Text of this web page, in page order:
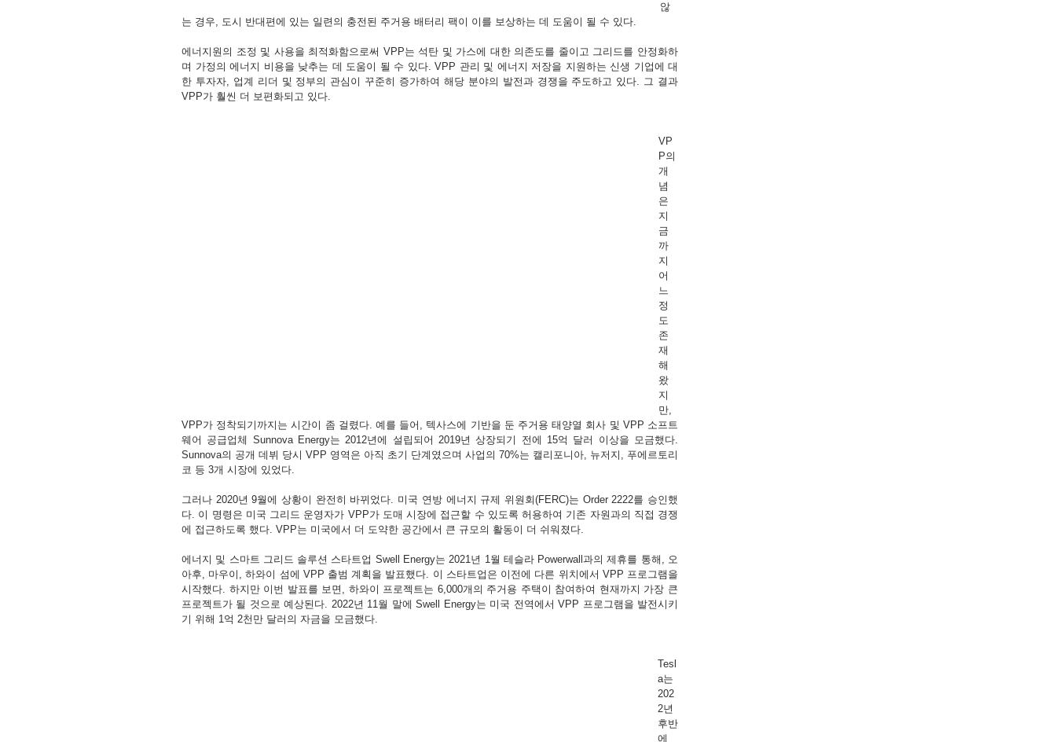
않
는 경우, 도시 반대편에 있는 일련의 충전된 주거용 배터리 팩이 이를 보상하는 데 도움이 될 수 있다.
에너지원의 조정 및 사용을 최적화함으로써 VPP는 석탄 및 가스에 대한 의존도를 줄이고 그리드를 안정화하
며 가정의 에너지 비용을 낮추는 데 도움이 될 수 있다. VPP 관리 및 에너지 저장을 지원하는 신생 기업에 대
한 투자자, 업계 리더 및 정부의 관심이 꾸준히 증가하여 해당 분야의 발전과 경쟁을 주도하고 있다. 그 결과
VPP가 훨씬 더 보편화되고 있다.
VP
P의
개
념
은
지
금
까
지
어
느
정
도
존
재
해
왔
지
만,
VPP가 정착되기까지는 시간이 좀 걸렸다. 예를 들어, 텍사스에 기반을 둔 주거용 태양열 회사 및 VPP 소프트
웨어 공급업체 Sunnova Energy는 2012년에 설립되어 2019년 상장되기 전에 15억 달러 이상을 모금했다.
Sunnova의 공개 데뷔 당시 VPP 영역은 아직 초기 단계였으며 사업의 70%는 캘리포니아, 뉴저지, 푸에르토리
코 등 3개 시장에 있었다.
그러나 2020년 9월에 상황이 완전히 바뀌었다. 미국 연방 에너지 규제 위원회(FERC)는 Order 2222를 승인했
다. 이 명령은 미국 그리드 운영자가 VPP가 도매 시장에 접근할 수 있도록 허용하여 기존 자원과의 직접 경쟁
에 접근하도록 했다. VPP는 미국에서 더 도약한 공간에서 큰 규모의 활동이 더 쉬워졌다.
에너지 및 스마트 그리드 솔루션 스타트업 Swell Energy는 2021년 1월 테슬라 Powerwall과의 제휴를 통해, 오
아후, 마우이, 하와이 섬에 VPP 출범 계획을 발표했다. 이 스타트업은 이전에 다른 위치에서 VPP 프로그램을
시작했다. 하지만 이번 발표를 보면, 하와이 프로젝트는 6,000개의 주거용 주택이 참여하여 현재까지 가장 큰
프로젝트가 될 것으로 예상된다. 2022년 11월 말에 Swell Energy는 미국 전역에서 VPP 프로그램을 발전시키
기 위해 1억 2천만 달러의 자금을 모금했다.
Tesl
a는
202
2년
후반
에